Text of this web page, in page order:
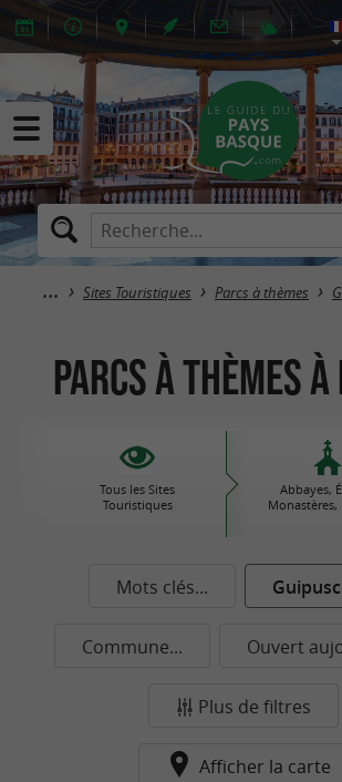
Sites Touristiques Parcs à thèmes
Parcs à thèmes à
Tous les Sites
Touristiques
Abbayes,
Monastères,
Mots clés...
Commune... Ouvert
Plus de filtres
Afficher la carte